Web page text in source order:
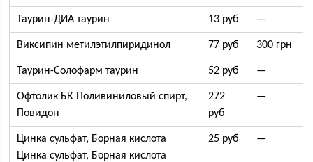
Таурин-ДИА таурин 13 руб —
Виксипин метилэтилпиридинол 77 руб 300 грн
Таурин-Солофарм таурин 52 руб —
Офтолик БК Поливиниловый спирт,
Повидон
272
руб
—
Цинка сульфат, Борная кислота
Цинка сульфат, Борная кислота
25 руб —